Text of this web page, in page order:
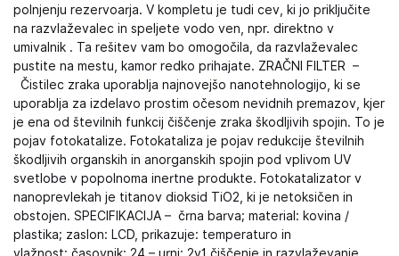
polnjenju rezervoarja. V kompletu je tudi cev, ki jo priključite
na razvlaževalec in speljete vodo ven, npr. direktno v
umivalnik . Ta rešitev vam bo omogočila, da razvlaževalec
pustite na mestu, kamor redko prihajate. ZRAČNI FILTER –
Čistilec zraka uporablja najnovejšo nanotehnologijo, ki se
uporablja za izdelavo prostim očesom nevidnih premazov, kjer
je ena od številnih funkcij čiščenje zraka škodljivih spojin. To je
pojav fotokatalize. Fotokataliza je pojav redukcije številnih
škodljivih organskih in anorganskih spojin pod vplivom UV
svetlobe v popolnoma inertne produkte. Fotokatalizator v
nanoprevlekah je titanov dioksid TiO2, ki je netoksičen in
obstojen. SPECIFIKACIJA – črna barva; material: kovina /
plastika; zaslon: LCD, prikazuje: temperaturo in